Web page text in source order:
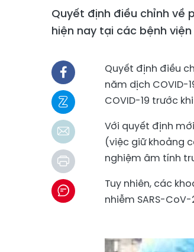
Quyết định điều chỉnh về
hiện nay tại các bệnh
Quyết định điều
năm dịch COVID-
COVID-19 trước
Với quyết định
(việc giữ khoảng
nghiệm âm tính
Tuy nhiên, các
nhiễm SARS-CoV-